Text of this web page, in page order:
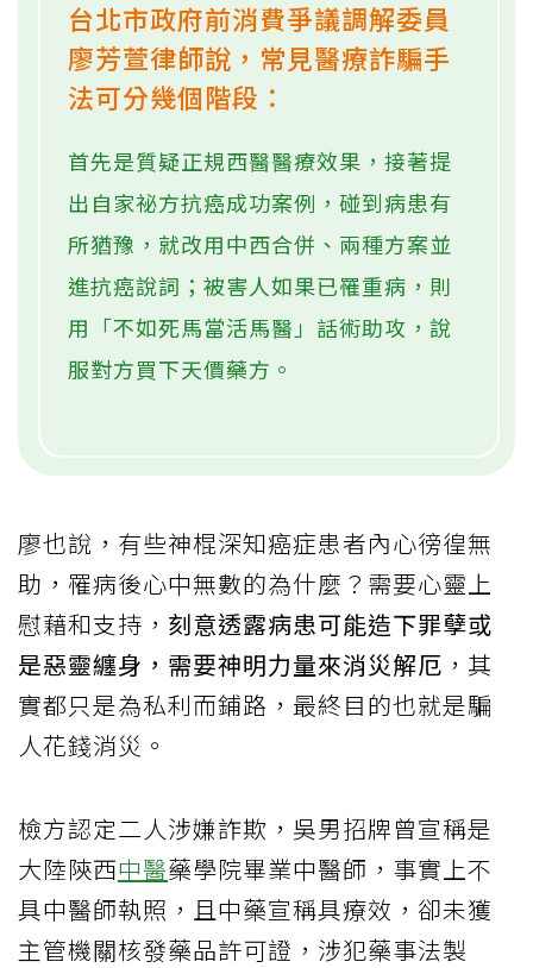
台北市政府前消費爭議調解委員
廖芳萱律師說，常見醫療詐騙手
法可分幾個階段：
首先是質疑正規西醫醫療效果，接著提
出自家祕方抗癌成功案例，碰到病患有
所猶豫，就改用中西合併、兩種方案並
進抗癌說詞；被害人如果已罹重病，則
用「不如死馬當活馬醫」話術助攻，說
服對方買下天價藥方。
廖也說，有些神棍深知癌症患者內心徬徨無
助，罹病後心中無數的為什麼？需要心靈上
慰藉和支持， 刻意透露病患可能造下罪孽或
是惡靈纏身，需要神明力量來消災解厄 ，其
實都只是為私利而鋪路，最終目的也就是騙
人花錢消災。
檢方認定二人涉嫌詐欺，吳男招牌曾宣稱是
大陸陝西中醫藥學院畢業中醫師，事實上不
具中醫師執照，且中藥宣稱具療效，卻未獲
主管機關核發藥品許可證，涉犯藥事法製